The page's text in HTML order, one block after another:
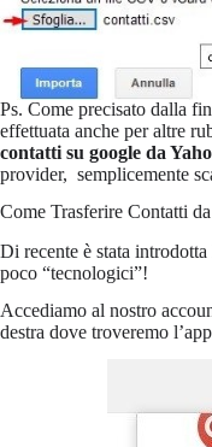
Ps. Come precisato dalla
effettuata anche per altre
contatti su google da
provider, semplicemente
Come Trasferire Contatti
Di recente è stata
poco “tecnologici”!
Accediamo al nostro
destra dove troveremo l’app